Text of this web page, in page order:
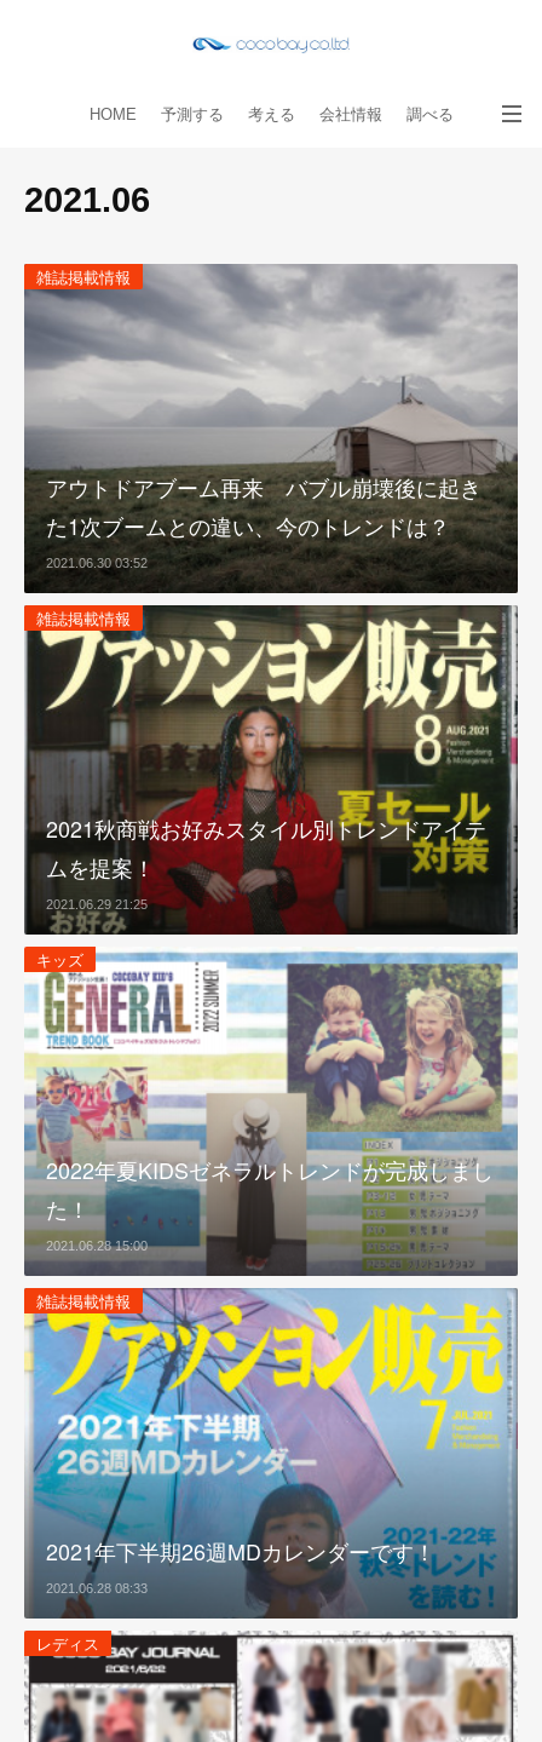
HOME 予測する 考える 会社情報 調べる
2021.06
雑誌掲載情報
アウトドアブーム再来 バブル崩壊後に起き
た1次ブームとの違い、今のトレンドは？
2021.06.30 03:52
雑誌掲載情報
2021秋商戦お好みスタイル別トレンドアイテ
ムを提案！
2021.06.29 21:25
キッズ
2022年夏KIDSゼネラルトレンドが完成しまし
た！
2021.06.28 15:00
雑誌掲載情報
2021年下半期26週MDカレンダーです！
2021.06.28 08:33
レディス